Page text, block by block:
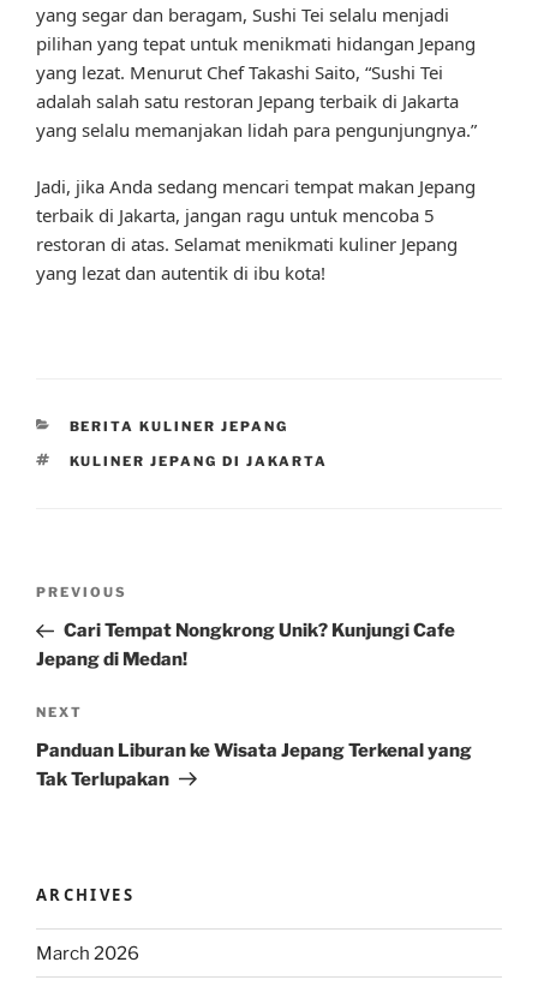
yang segar dan beragam, Sushi Tei selalu menjadi
pilihan yang tepat untuk menikmati hidangan Jepang
yang lezat. Menurut Chef Takashi Saito, “Sushi Tei
adalah salah satu restoran Jepang terbaik di Jakarta
yang selalu memanjakan lidah para pengunjungnya.”
Jadi, jika Anda sedang mencari tempat makan Jepang
terbaik di Jakarta, jangan ragu untuk mencoba 5
restoran di atas. Selamat menikmati kuliner Jepang
yang lezat dan autentik di ibu kota!
CATEGORIES
BERITA KULINER JEPANG
TAGS
KULINER JEPANG DI JAKARTA
Previous
Post
PREVIOUS
Cari Tempat Nongkrong Unik? Kunjungi Cafe
Jepang di Medan!
Next
Post
NEXT
Panduan Liburan ke Wisata Jepang Terkenal yang
Tak Terlupakan
ARCHIVES
March 2026